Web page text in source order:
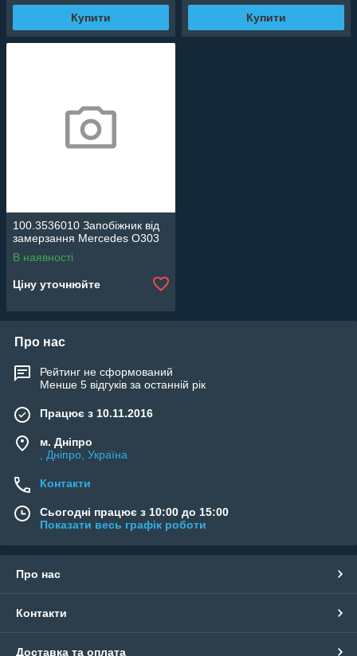
Купити Купити
100.3536010 Запобіжник від
замерзання Mercedes O303
В наявності
Ціну уточнюйте
Про нас
Рейтинг не сформований
Менше 5 відгуків за останній рік
Працює з 10.11.2016
м. Дніпро
, Дніпро, Україна
Контакти
Сьогодні працює з 10:00 до 15:00
Показати весь графік роботи
Про нас
Контакти
Доставка та оплата